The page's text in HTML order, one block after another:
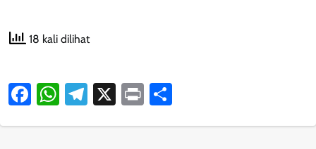
18 kali dilihat
Facebook
WhatsApp
Telegram
X Print